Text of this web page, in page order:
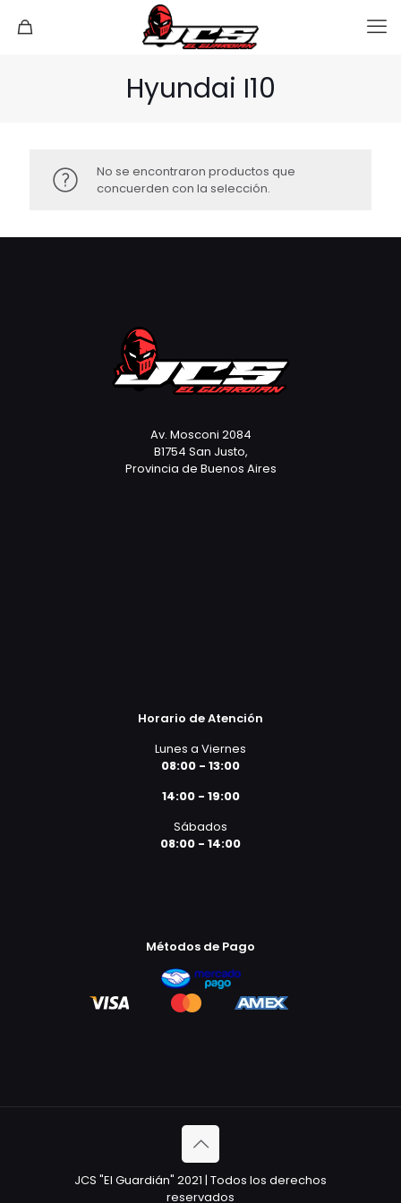
Hyundai I10
No se encontraron productos que
concuerden con la selección.
Av. Mosconi 2084
B1754 San Justo,
Provincia de Buenos Aires
Horario de Atención
Lunes a Viernes
08:00 - 13:00
14:00 - 19:00
Sábados
08:00 - 14:00
Métodos de Pago
JCS "El Guardián" 2021 | Todos los derechos
reservados